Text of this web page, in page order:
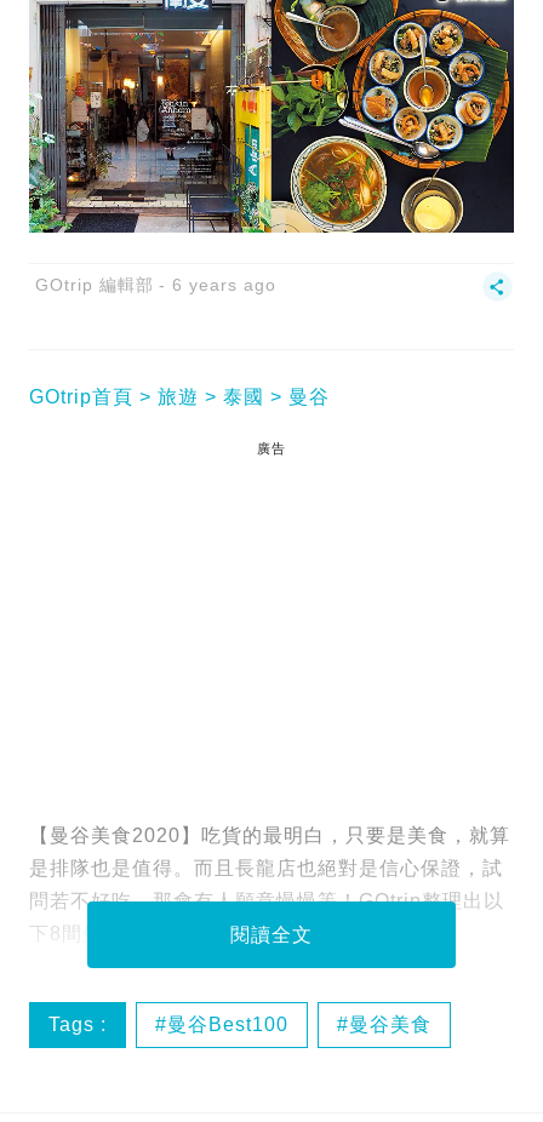
GOtrip 編輯部 6 years ago
GOtrip首頁 旅遊 泰國 曼谷
廣告
【曼谷美食2020】吃貨的最明白，只要是美食，就算
是排隊也是值得。而且長龍店也絕對是信心保證，試
問若不好吃，那會有人願意慢慢等！GOtrip整理出以
下8間 曼谷 超人氣餐廳，值得耐心等候。
閱讀全文
Tags : 曼谷Best100 曼谷美食